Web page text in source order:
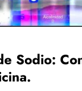
Sodio: